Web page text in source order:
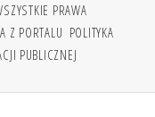
PRAWA
Z PORTALU POLITYKA
PUBLICZNEJ